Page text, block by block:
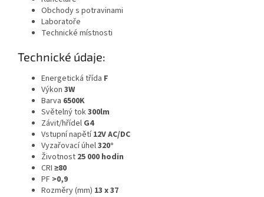
Obchody s potravinami
Laboratoře
Technické místnosti
Technické údaje:
Energetická třída F
Výkon 3W
Barva 6500K
Světelný tok300lm
Závit/hřídel G4
Vstupní napětí12V AC/DC
Vyzařovací úhel320°
Životnost 25 000 hodin
CRI ≥80
PF >0,9
Rozměry (mm) 13 x 37